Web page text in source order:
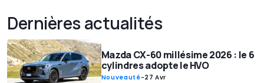
Dernières actualités
Mazda CX-60 millésime 2026 : le 6
cylindres adopte le HVO
Nouveauté-27 Avr